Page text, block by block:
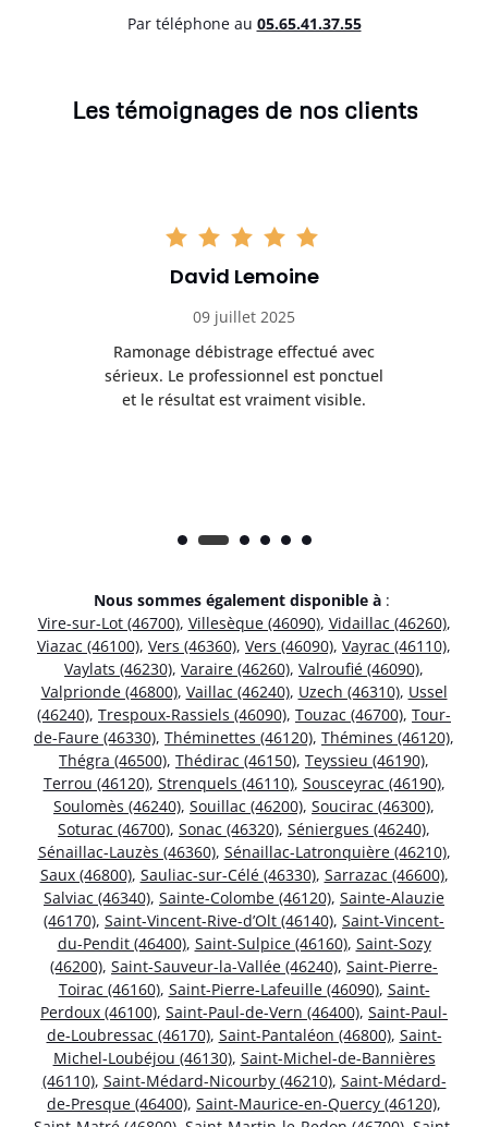
Par téléphone au 05.65.41.37.55
Les témoignages de nos clients
David Lemoine
09 juillet 2025
Ramonage débistrage effectué avec
sérieux. Le professionnel est ponctuel
et le résultat est vraiment visible.
Nous sommes également disponible à :
Vire-sur-Lot (46700), Villesèque (46090), Vidaillac (46260),
Viazac (46100), Vers (46360), Vers (46090), Vayrac (46110),
Vaylats (46230), Varaire (46260), Valroufié (46090),
Valprionde (46800), Vaillac (46240), Uzech (46310), Ussel
(46240), Trespoux-Rassiels (46090), Touzac (46700), Tour-
de-Faure (46330), Théminettes (46120), Thémines (46120),
Thégra (46500), Thédirac (46150), Teyssieu (46190),
Terrou (46120), Strenquels (46110), Sousceyrac (46190),
Soulomès (46240), Souillac (46200), Soucirac (46300),
Soturac (46700), Sonac (46320), Séniergues (46240),
Sénaillac-Lauzès (46360), Sénaillac-Latronquière (46210),
Saux (46800), Sauliac-sur-Célé (46330), Sarrazac (46600),
Salviac (46340), Sainte-Colombe (46120), Sainte-Alauzie
(46170), Saint-Vincent-Rive-d’Olt (46140), Saint-Vincent-
du-Pendit (46400), Saint-Sulpice (46160), Saint-Sozy
(46200), Saint-Sauveur-la-Vallée (46240), Saint-Pierre-
Toirac (46160), Saint-Pierre-Lafeuille (46090), Saint-
Perdoux (46100), Saint-Paul-de-Vern (46400), Saint-Paul-
de-Loubressac (46170), Saint-Pantaléon (46800), Saint-
Michel-Loubéjou (46130), Saint-Michel-de-Bannières
(46110), Saint-Médard-Nicourby (46210), Saint-Médard-
de-Presque (46400), Saint-Maurice-en-Quercy (46120),